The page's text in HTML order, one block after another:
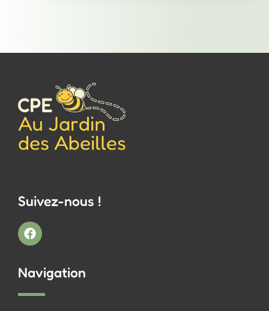
Suivez-nous !
Navigation